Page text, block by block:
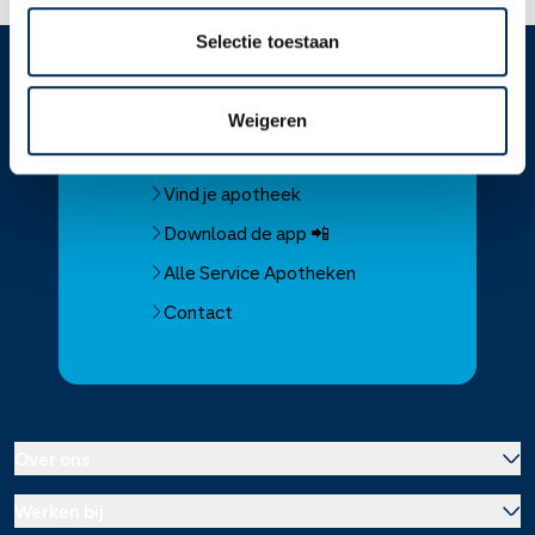
Selectie toestaan
Weigeren
Service
Service Apotheek home
Vind je apotheek
Download de app 📲
Alle Service Apotheken
Contact